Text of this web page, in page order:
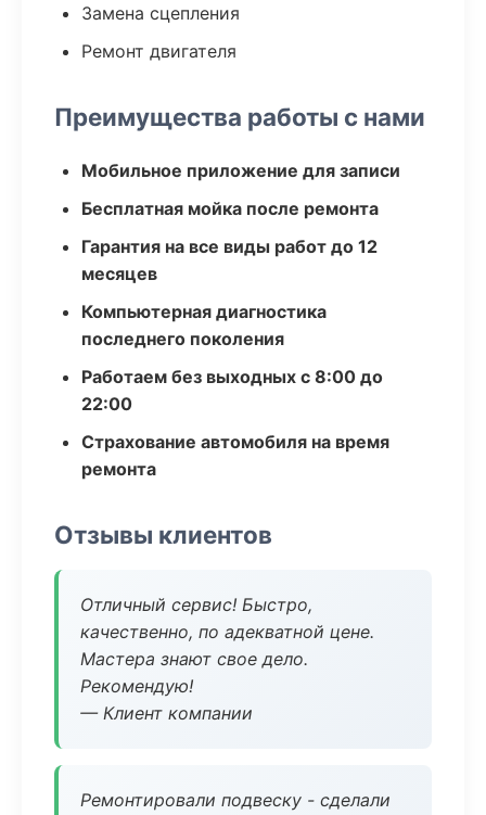
Замена сцепления
Ремонт двигателя
Преимущества работы с нами
Мобильное приложение для записи
Бесплатная мойка после ремонта
Гарантия на все виды работ до 12
месяцев
Компьютерная диагностика
последнего поколения
Работаем без выходных с 8:00 до
22:00
Страхование автомобиля на время
ремонта
Отзывы клиентов
Отличный сервис! Быстро,
качественно, по адекватной цене.
Мастера знают свое дело.
Рекомендую!
— Клиент компании
Ремонтировали подвеску - сделали